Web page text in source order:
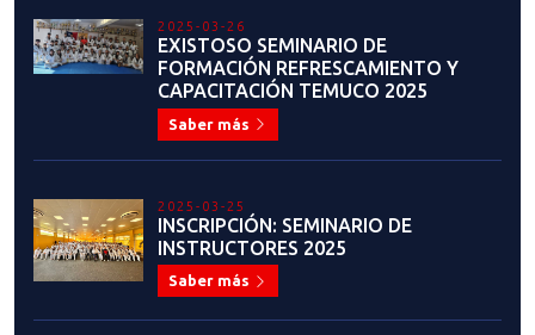
2025-02-03
PROCESO DE SELECCIÓN
DEPORTIVA 2024 - 2025:
CRITERIOS DE INCLUSIÓN Y
EXCLUSIÓN
2025-01-16
LLAMADO ABIERTO:
POSTULACIÓN CARGO
ENTRENADOR (A) NACIONAL